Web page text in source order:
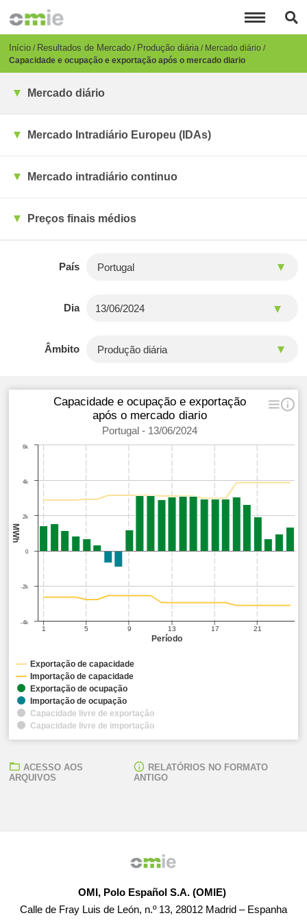
para
conteúdo
principal
Breadcrumb
Início Resultados de Mercado Produção diária Mercado diário
Capacidade e ocupação e exportação após o mercado diario
Mercado diário
Mercado Intradiário Europeu (IDAs)
Mercado intradiário continuo
Preços finais médios
País
Dia
Âmbito
Período
MWh
Capacidade e ocupação e exportação
após o mercado diario
Portugal - 13/06/2024
1 5 9 13 17 21
-4k
-2k
0
2k
4k
6k
Exportação de capacidade
Importação de capacidade
Exportação de ocupação
Importação de ocupação
Capacidade livre de exportação
Capacidade livre de importação
ACESSO AOS
ARQUIVOS
RELATÓRIOS NO FORMATO
ANTIGO
OMI, Polo Español S.A. (OMIE)
Calle de Fray Luis de León, n.º 13, 28012 Madrid – Espanha